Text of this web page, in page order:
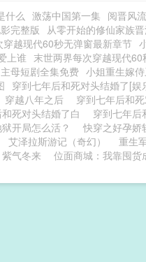
什么 激荡中国第一集 阅晋风
完整版 从零开始的修仙家族
穿越现代60秒无弹窗最新章节
上谁 末世两界每次穿越现代
母短剧全集免费 小姐重生嫁侍
穿到七年后和死对头结婚了[娱
穿越八年之后 穿到七年后和
死对头结婚了白 穿到七年后
开局怎么活？ 快穿之好孕娇
艾泽拉斯游记（奇幻） 重生
紫气冬来 位面商城：我靠囤货